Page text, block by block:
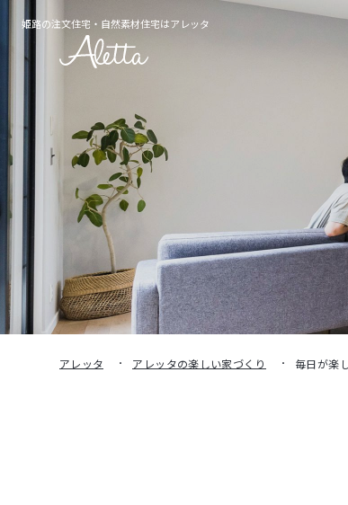
姫路の注文住宅・ 自然素材住宅はアレッタ
アレッタ アレッタの楽しい家づくり 毎日が楽